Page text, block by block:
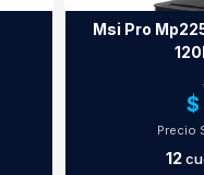
Msi Pro
$
Precio
12